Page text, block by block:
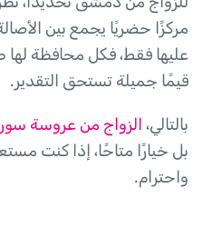
مركزًا حضريًا يجمع بين
عليها فقط، فكل محافظة لها
قيمًا جميلة تستحق التقدير.
بالتالي، الزواج من عروسة
بل خيارًا متاحًا، إذا كنت
واحترام.